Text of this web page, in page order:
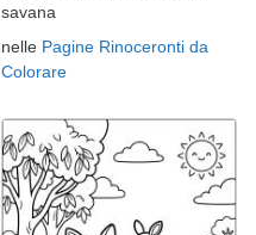
savana
nelle Pagine Rinoceronti da
Colorare